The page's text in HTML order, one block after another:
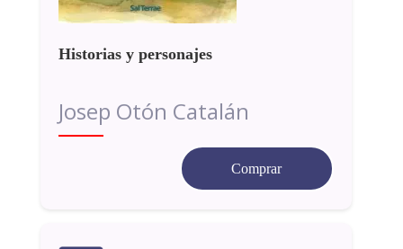
Historias y personajes
Josep Otón Catalán
Comprar